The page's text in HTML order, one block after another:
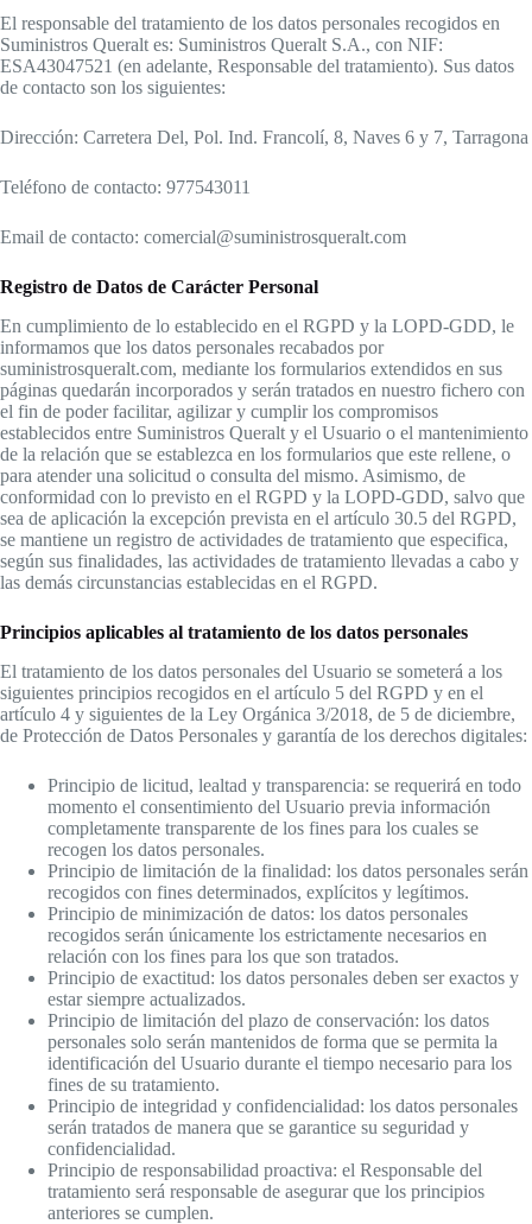
El responsable del tratamiento de los datos personales recogidos en
Suministros Queralt es: Suministros Queralt S.A., con NIF:
ESA43047521 (en adelante, Responsable del tratamiento). Sus datos
de contacto son los siguientes:
Dirección: Carretera Del, Pol. Ind. Francolí, 8, Naves 6 y 7, Tarragona
Teléfono de contacto: 977543011
Email de contacto: comercial@suministrosqueralt.com
Registro de Datos de Carácter Personal
En cumplimiento de lo establecido en el RGPD y la LOPD-GDD, le
informamos que los datos personales recabados por
suministrosqueralt.com, mediante los formularios extendidos en sus
páginas quedarán incorporados y serán tratados en nuestro fichero con
el fin de poder facilitar, agilizar y cumplir los compromisos
establecidos entre Suministros Queralt y el Usuario o el mantenimiento
de la relación que se establezca en los formularios que este rellene, o
para atender una solicitud o consulta del mismo. Asimismo, de
conformidad con lo previsto en el RGPD y la LOPD-GDD, salvo que
sea de aplicación la excepción prevista en el artículo 30.5 del RGPD,
se mantiene un registro de actividades de tratamiento que especifica,
según sus finalidades, las actividades de tratamiento llevadas a cabo y
las demás circunstancias establecidas en el RGPD.
Principios aplicables al tratamiento de los datos personales
El tratamiento de los datos personales del Usuario se someterá a los
siguientes principios recogidos en el artículo 5 del RGPD y en el
artículo 4 y siguientes de la Ley Orgánica 3/2018, de 5 de diciembre,
de Protección de Datos Personales y garantía de los derechos digitales:
Principio de licitud, lealtad y transparencia: se requerirá en todo
momento el consentimiento del Usuario previa información
completamente transparente de los fines para los cuales se
recogen los datos personales.
Principio de limitación de la finalidad: los datos personales serán
recogidos con fines determinados, explícitos y legítimos.
Principio de minimización de datos: los datos personales
recogidos serán únicamente los estrictamente necesarios en
relación con los fines para los que son tratados.
Principio de exactitud: los datos personales deben ser exactos y
estar siempre actualizados.
Principio de limitación del plazo de conservación: los datos
personales solo serán mantenidos de forma que se permita la
identificación del Usuario durante el tiempo necesario para los
fines de su tratamiento.
Principio de integridad y confidencialidad: los datos personales
serán tratados de manera que se garantice su seguridad y
confidencialidad.
Principio de responsabilidad proactiva: el Responsable del
tratamiento será responsable de asegurar que los principios
anteriores se cumplen.